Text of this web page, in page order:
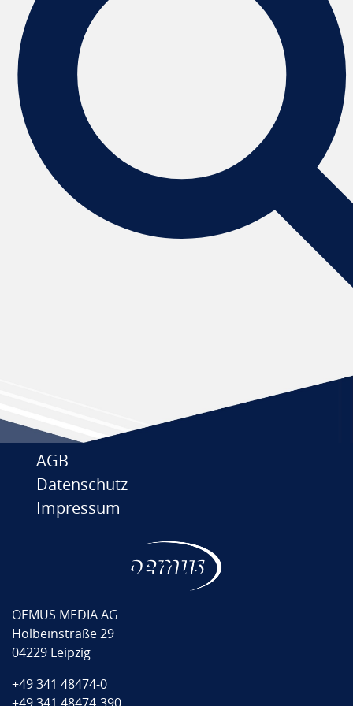
AGB
Datenschutz
Impressum
OEMUS MEDIA AG
Holbeinstraße 29
04229 Leipzig
+49 341 48474-0